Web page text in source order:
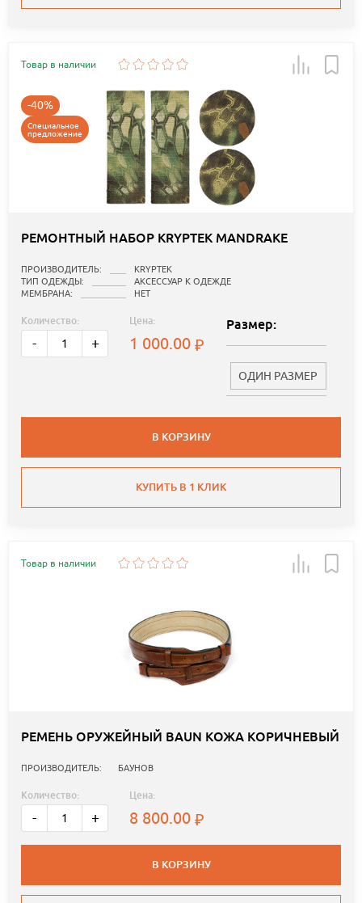
Товар в наличии
-40%
Специальное
предложение
РЕМОНТНЫЙ НАБОР KRYPTEK MANDRAKE
ПРОИЗВОДИТЕЛЬ:
KRYPTEK
ТИП ОДЕЖДЫ:
АКСЕССУАР К ОДЕЖДЕ
МЕМБРАНА:
НЕТ
Количество:
- +
Цена:
1 000.00
Размер:
ОДИН РАЗМЕР
В КОРЗИНУ
КУПИТЬ В 1 КЛИК
Товар в наличии
РЕМЕНЬ ОРУЖЕЙНЫЙ BAUN КОЖА КОРИЧНЕВЫЙ
ПРОИЗВОДИТЕЛЬ: БАУНОВ
Количество:
- +
Цена:
8 800.00
В КОРЗИНУ